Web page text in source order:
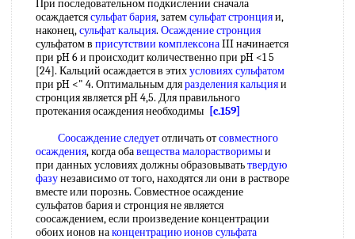
При последовательном подкислении сначала
осаждаетсясульфат бария, затемсульфат стронцияи,
наконец,сульфат кальция. Осаждение стронция
сульфатом в присутствии комплексонаIII начинается
при pH 6 и происходит количественно при pH <1 5
[24]. Кальций осаждается в этихусловиях сульфатом
при pH <" 4. Оптимальным дляразделения кальцияи
стронция является pH 4,5. Для правильного
протекания осаждения необходимы [c.159]
Соосаждение следуетотличать отсовместного
осаждения, когда обавещества малорастворимыи
при данных условиях должны образовыватьтвердую
фазунезависимо от того, находятся ли они в растворе
вместе или порознь. Совместное осаждение
сульфатов бария и стронция не является
соосаждением, если произведение концентрации
обоих ионов наконцентрацию ионов сульфата